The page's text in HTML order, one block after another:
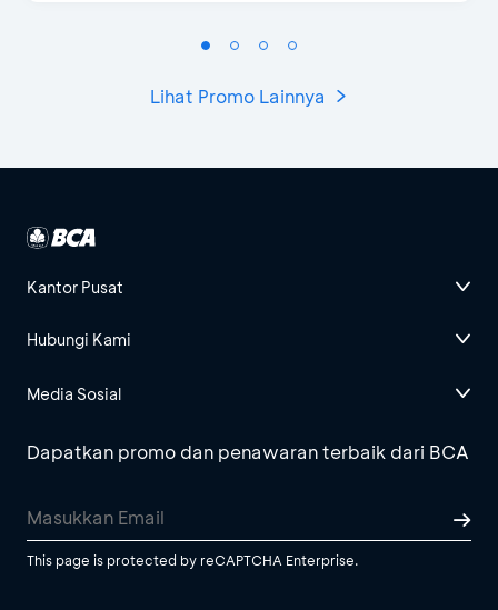
Lihat Promo Lainnya
Kantor Pusat
Hubungi Kami
Media Sosial
Dapatkan promo dan penawaran terbaik dari BCA
This page is protected by reCAPTCHA Enterprise.